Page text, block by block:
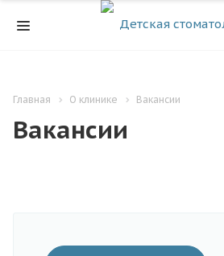
Главная О клинике Вакансии
Вакансии